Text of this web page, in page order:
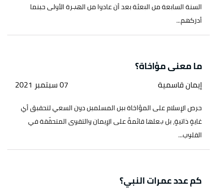
السنة السابعة من البعثة بعد أن عادوا من الهجرة الأولى حينما
أدركهم...
ما معنى مؤاخاة؟
إيمان قاسمية 07 سبتمبر 2021
حرص الإسلام على المؤاخاة بين المسلمين دون السعي لتحقيق أي
غايةٍ ذاتيةٍ، بل جعلها قائمةً على الإيمان والتقوى المتحقّقة في
القلوب...
كم عدد عمرات النبي؟